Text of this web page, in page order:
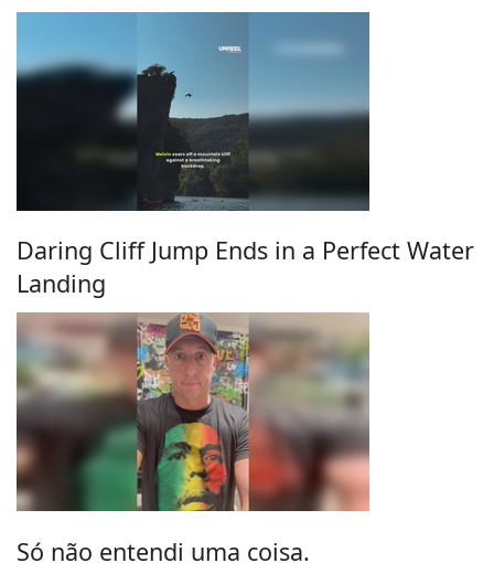
Daring Cliff Jump Ends in a Perfect Water
Landing
Só não entendi uma coisa.